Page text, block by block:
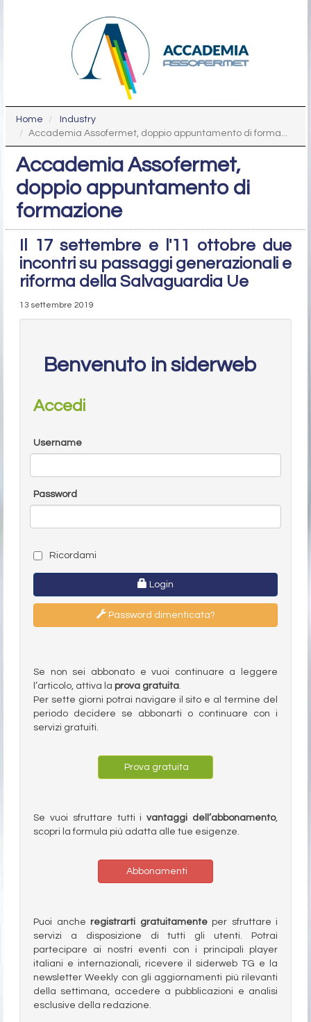
Home
Industry
Accademia Assofermet, doppio appuntamento di forma...
Accademia Assofermet,
doppio appuntamento di
formazione
Il 17 settembre e l'11 ottobre due
incontri su passaggi generazionali e
riforma della Salvaguardia Ue
13 settembre 2019
Benvenuto in siderweb
Accedi
Username
Password
Ricordami
Login
Password dimenticata?
Se non sei abbonato e vuoi continuare a leggere
l’articolo, attiva la prova gratuita.
Per sette giorni potrai navigare il sito e al termine del
periodo decidere se abbonarti o continuare con i
servizi gratuiti.
Prova gratuita
Se vuoi sfruttare tutti ivantaggi dell’abbonamento,
scopri la formula più adatta alle tue esigenze.
Abbonamenti
Puoi anche registrarti gratuitamenteper sfruttare i
servizi a disposizione di tutti gli utenti. Potrai
partecipare ai nostri eventi con i principali player
italiani e internazionali, ricevere il siderweb TG e la
newsletter Weekly con gli aggiornamenti più rilevanti
della settimana, accedere a pubblicazioni e analisi
esclusive della redazione.